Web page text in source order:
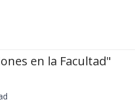
en la Facultad"